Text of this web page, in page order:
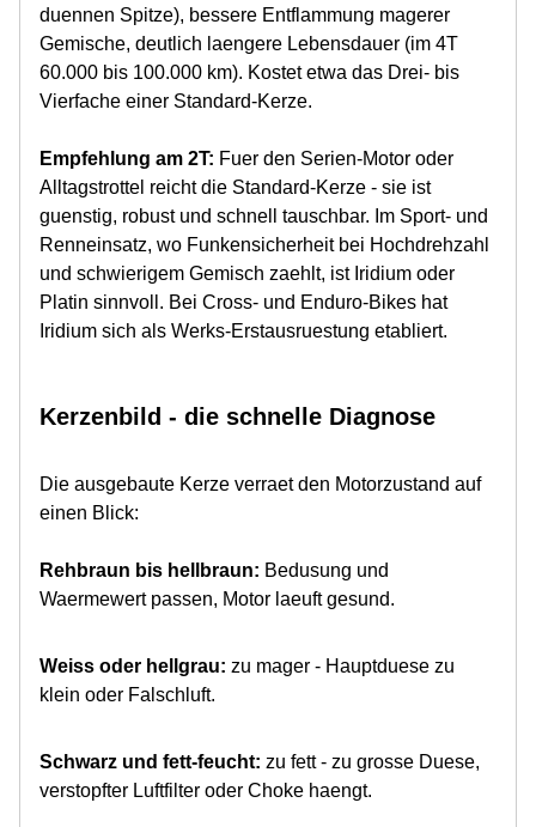
duennen Spitze), bessere Entflammung magerer
Gemische, deutlich laengere Lebensdauer (im 4T
60.000 bis 100.000 km). Kostet etwa das Drei- bis
Vierfache einer Standard-Kerze.
Empfehlung am 2T: Fuer den Serien-Motor oder
Alltagstrottel reicht die Standard-Kerze - sie ist
guenstig, robust und schnell tauschbar. Im Sport- und
Renneinsatz, wo Funkensicherheit bei Hochdrehzahl
und schwierigem Gemisch zaehlt, ist Iridium oder
Platin sinnvoll. Bei Cross- und Enduro-Bikes hat
Iridium sich als Werks-Erstausruestung etabliert.
Kerzenbild - die schnelle Diagnose
Die ausgebaute Kerze verraet den Motorzustand auf
einen Blick:
Rehbraun bis hellbraun: Bedusung und
Waermewert passen, Motor laeuft gesund.
Weiss oder hellgrau: zu mager - Hauptduese zu
klein oder Falschluft.
Schwarz und fett-feucht: zu fett - zu grosse Duese,
verstopfter Luftfilter oder Choke haengt.